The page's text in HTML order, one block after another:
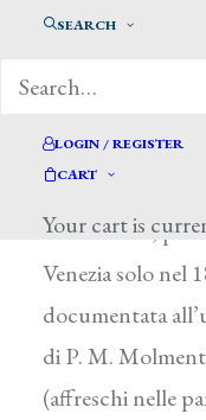
SEARCH
LOGIN / REGISTER
CART
Your cart is
Novo
Cavarzere
La sua
autodidatta,
Venezia solo nel
documentata
di P. M.
(affreschi nelle